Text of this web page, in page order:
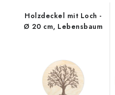
Holzdeckel mit Loch -
Ø 20 cm, Lebensbaum